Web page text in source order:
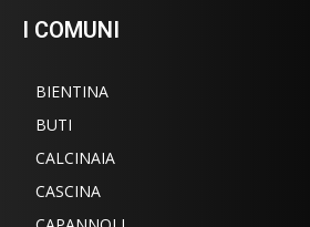
I COMUNI
BIENTINA
BUTI
CALCINAIA
CASCINA